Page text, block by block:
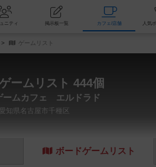
会 コミュニティ 掲示板一覧 カ
ゲームリスト
ームリスト 444個
ームカフェ エルドラド
愛知県名古屋市千種区
ボードゲーム リスト